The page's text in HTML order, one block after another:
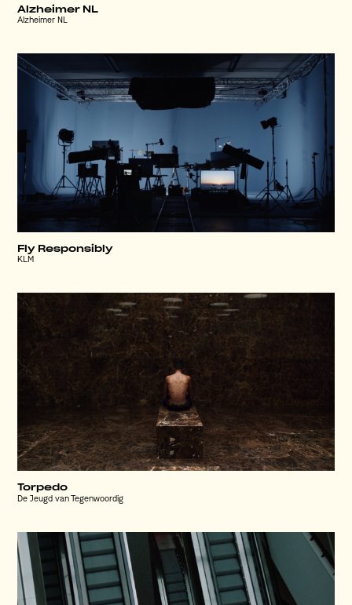
Alzheimer NL
Alzheimer NL
Fly Responsibly
KLM
Torpedo
De Jeugd van Tegenwoordig